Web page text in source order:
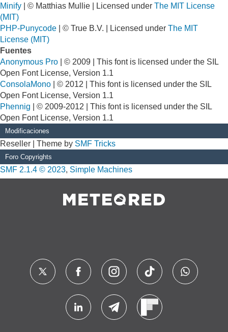
Minify | © Matthias Mullie | Licensed under The MIT License
(MIT)
PHP-Punycode | © True B.V. | Licensed under The MIT
License (MIT)
Fuentes
Anonymous Pro | © 2009 | This font is licensed under the SIL
Open Font License, Version 1.1
ConsolaMono | © 2012 | This font is licensed under the SIL
Open Font License, Version 1.1
Phennig | © 2009-2012 | This font is licensed under the SIL
Open Font License, Version 1.1
Modificaciones
Reseller | Theme by SMF Tricks
Foro Copyrights
SMF 2.1.4 © 2023, Simple Machines